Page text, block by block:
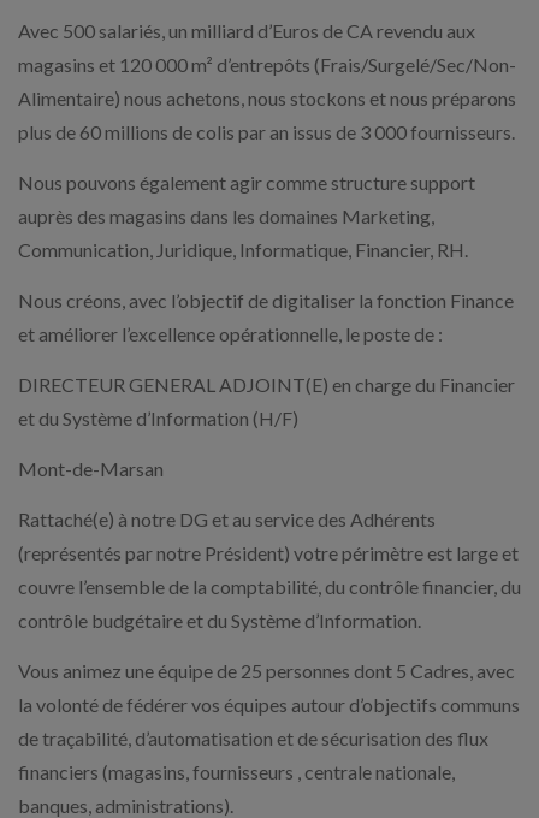
Avec 500 salariés, un milliard d’Euros de CA revendu aux
magasins et 120 000 m² d’entrepôts (Frais/Surgelé/Sec/Non-
Alimentaire) nous achetons, nous stockons et nous préparons
plus de 60 millions de colis par an issus de 3 000 fournisseurs.
Nous pouvons également agir comme structure support
auprès des magasins dans les domaines Marketing,
Communication, Juridique, Informatique, Financier, RH.
Nous créons, avec l’objectif de digitaliser la fonction Finance
et améliorer l’excellence opérationnelle, le poste de :
DIRECTEUR GENERAL ADJOINT(E) en charge du Financier
et du Système d’Information (H/F)
Mont-de-Marsan
Rattaché(e) à notre DG et au service des Adhérents
(représentés par notre Président) votre périmètre est large et
couvre l’ensemble de la comptabilité, du contrôle financier, du
contrôle budgétaire et du Système d’Information.
Vous animez une équipe de 25 personnes dont 5 Cadres, avec
la volonté de fédérer vos équipes autour d’objectifs communs
de traçabilité, d’automatisation et de sécurisation des flux
financiers (magasins, fournisseurs , centrale nationale,
banques, administrations).